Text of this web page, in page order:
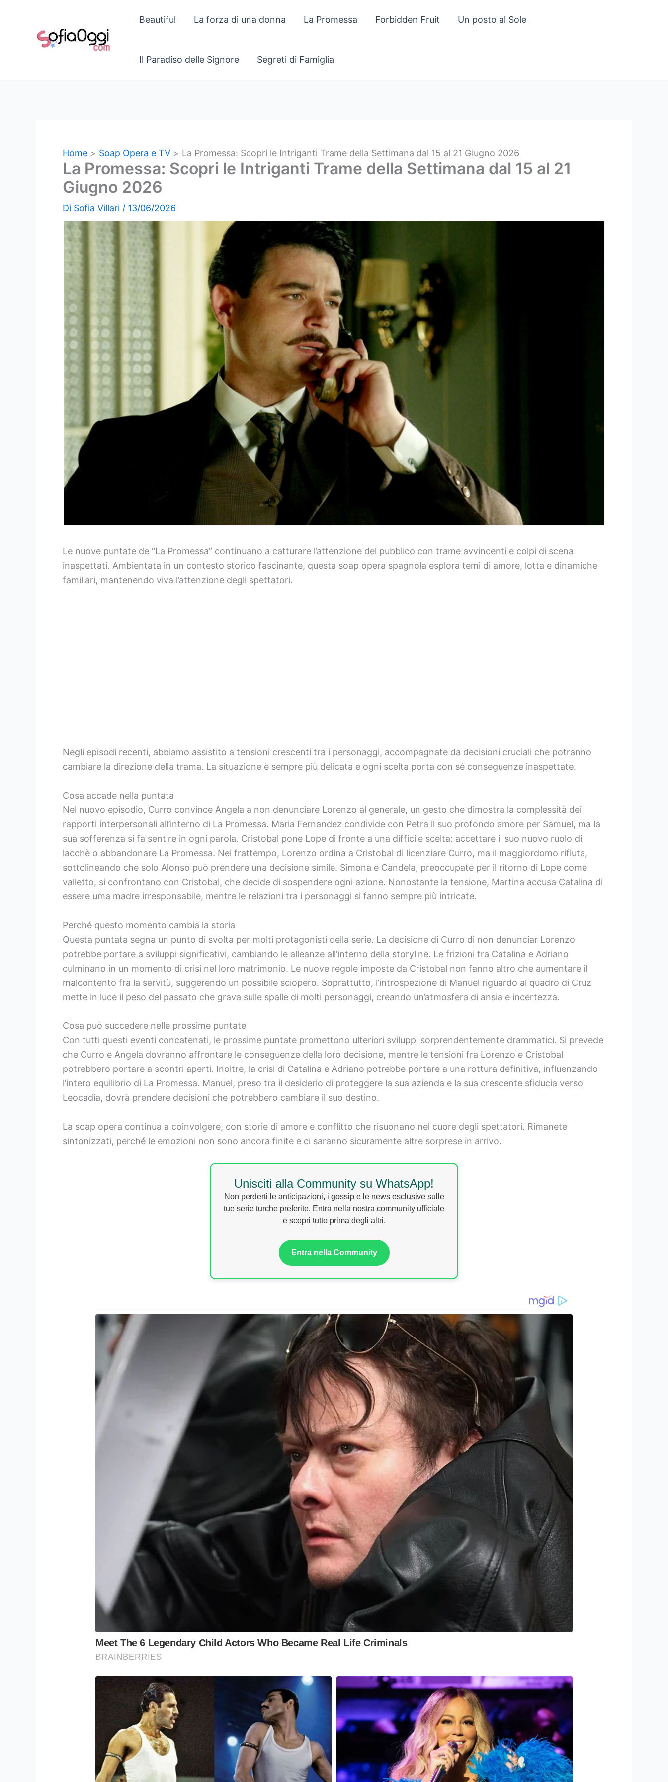
contenuto
Beautiful La forza di una donna La Promessa Forbidden Fruit Un posto al Sole
Il Paradiso delle Signore Segreti di Famiglia
Home Soap Opera e TV La Promessa: Scopri le Intriganti Trame della Settimana dal 15 al 21 Giugno 2026
La Promessa: Scopri le Intriganti Trame della Settimana dal 15 al 21
Giugno 2026
Di Sofia Villari / 13/06/2026
Le nuove puntate de “La Promessa” continuano a catturare l’attenzione del pubblico con trame avvincenti e colpi di scena
inaspettati. Ambientata in un contesto storico fascinante, questa soap opera spagnola esplora temi di amore, lotta e dinamiche
familiari, mantenendo viva l’attenzione degli spettatori.
Negli episodi recenti, abbiamo assistito a tensioni crescenti tra i personaggi, accompagnate da decisioni cruciali che potranno
cambiare la direzione della trama. La situazione è sempre più delicata e ogni scelta porta con sé conseguenze inaspettate.
Cosa accade nella puntata
Nel nuovo episodio, Curro convince Angela a non denunciare Lorenzo al generale, un gesto che dimostra la complessità dei
rapporti interpersonali all’interno di La Promessa. Maria Fernandez condivide con Petra il suo profondo amore per Samuel, ma la
sua sofferenza si fa sentire in ogni parola. Cristobal pone Lope di fronte a una difficile scelta: accettare il suo nuovo ruolo di
lacchè o abbandonare La Promessa. Nel frattempo, Lorenzo ordina a Cristobal di licenziare Curro, ma il maggiordomo rifiuta,
sottolineando che solo Alonso può prendere una decisione simile. Simona e Candela, preoccupate per il ritorno di Lope come
valletto, si confrontano con Cristobal, che decide di sospendere ogni azione. Nonostante la tensione, Martina accusa Catalina di
essere uma madre irresponsabile, mentre le relazioni tra i personaggi si fanno sempre più intricate.
Perché questo momento cambia la storia
Questa puntata segna un punto di svolta per molti protagonisti della serie. La decisione di Curro di non denunciar Lorenzo
potrebbe portare a sviluppi significativi, cambiando le alleanze all’interno della storyline. Le frizioni tra Catalina e Adriano
culminano in un momento di crisi nel loro matrimonio. Le nuove regole imposte da Cristobal non fanno altro che aumentare il
malcontento fra la servitù, suggerendo un possibile sciopero. Soprattutto, l’introspezione di Manuel riguardo al quadro di Cruz
mette in luce il peso del passato che grava sulle spalle di molti personaggi, creando un’atmosfera di ansia e incertezza.
Cosa può succedere nelle prossime puntate
Con tutti questi eventi concatenati, le prossime puntate promettono ulteriori sviluppi sorprendentemente drammatici. Si prevede
che Curro e Angela dovranno affrontare le conseguenze della loro decisione, mentre le tensioni fra Lorenzo e Cristobal
potrebbero portare a scontri aperti. Inoltre, la crisi di Catalina e Adriano potrebbe portare a una rottura definitiva, influenzando
l’intero equilibrio di La Promessa. Manuel, preso tra il desiderio di proteggere la sua azienda e la sua crescente sfiducia verso
Leocadia, dovrà prendere decisioni che potrebbero cambiare il suo destino.
La soap opera continua a coinvolgere, con storie di amore e conflitto che risuonano nel cuore degli spettatori. Rimanete
sintonizzati, perché le emozioni non sono ancora finite e ci saranno sicuramente altre sorprese in arrivo.
Unisciti alla Community su WhatsApp!
Non perderti le anticipazioni, i gossip e le news esclusive sulle
tue serie turche preferite. Entra nella nostra community ufficiale
e scopri tutto prima degli altri.
Entra nella Community